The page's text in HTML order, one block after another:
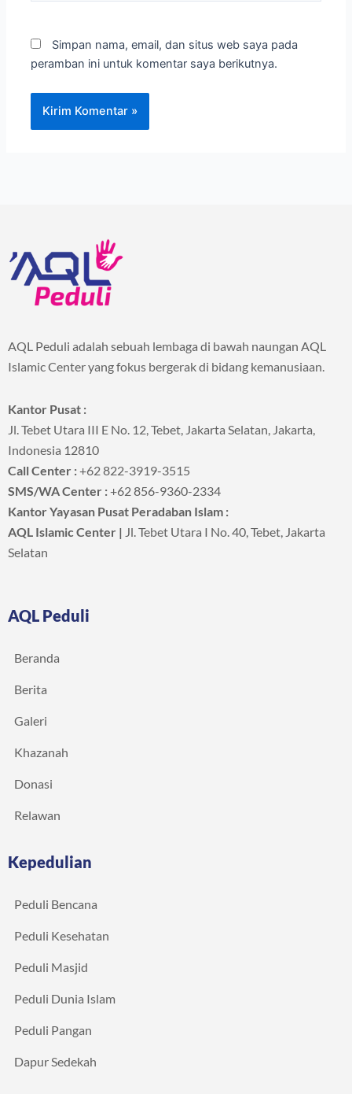
Simpan nama, email, dan situs web saya pada
peramban ini untuk komentar saya berikutnya.
AQL Peduli adalah sebuah lembaga di bawah naungan AQL
Islamic Center yang fokus bergerak di bidang kemanusiaan.
Kantor Pusat :
Jl. Tebet Utara III E No. 12, Tebet, Jakarta Selatan, Jakarta,
Indonesia 12810
Call Center :+62 822-3919-3515
SMS/WA Center :+62 856-9360-2334
Kantor Yayasan Pusat Peradaban Islam :
AQL Islamic Center | Jl. Tebet Utara I No. 40, Tebet, Jakarta
Selatan
AQL Peduli
Beranda
Berita
Galeri
Khazanah
Donasi
Relawan
Kepedulian
Peduli Bencana
Peduli Kesehatan
Peduli Masjid
Peduli Dunia Islam
Peduli Pangan
Dapur Sedekah